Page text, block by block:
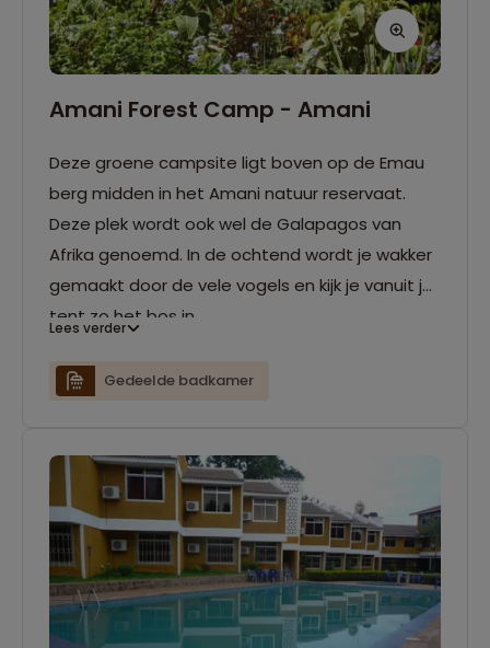
Amani Forest Camp - Amani
Deze groene campsite ligt boven op de Emau
berg midden in het Amani natuur reservaat.
Deze plek wordt ook wel de Galapagos van
Afrika genoemd. In de ochtend wordt je wakker
gemaakt door de vele vogels en kijk je vanuit je
tent zo het bos in.
Lees verder
Gedeelde badkamer